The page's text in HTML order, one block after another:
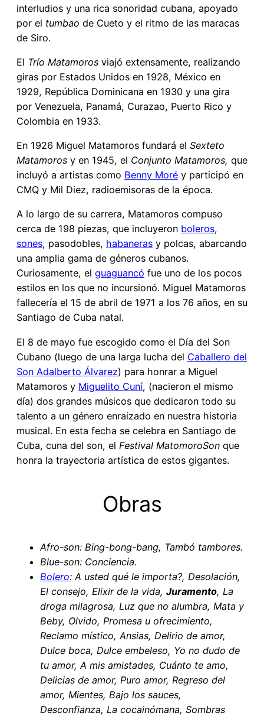
interludios y una rica sonoridad cubana, apoyado
por el tumbao de Cueto y el ritmo de las maracas
de Siro.
El Trío Matamoros viajó extensamente, realizando
giras por Estados Unidos en 1928, México en
1929, República Dominicana en 1930 y una gira
por Venezuela, Panamá, Curazao, Puerto Rico y
Colombia en 1933.
En 1926 Miguel Matamoros fundará el Sexteto
Matamoros y en 1945, el Conjunto Matamoros, que
incluyó a artistas como Benny Moré y participó en
CMQ y Mil Diez, radioemisoras de la época.
A lo largo de su carrera, Matamoros compuso
cerca de 198 piezas, que incluyeron boleros,
sones, pasodobles, habaneras y polcas, abarcando
una amplia gama de géneros cubanos.
Curiosamente, el guaguancó fue uno de los pocos
estilos en los que no incursionó. Miguel Matamoros
fallecería el 15 de abril de 1971 a los 76 años, en su
Santiago de Cuba natal.
El 8 de mayo fue escogido como el Día del Son
Cubano (luego de una larga lucha del Caballero del
Son Adalberto Álvarez) para honrar a Miguel
Matamoros y Miguelito Cuní, (nacieron el mismo
día) dos grandes músicos que dedicaron todo su
talento a un género enraizado en nuestra historia
musical. En esta fecha se celebra en Santiago de
Cuba, cuna del son, el Festival MatomoroSon que
honra la trayectoria artística de estos gigantes.
Obras
Afro-son: Bing-bong-bang, Tambó tambores.
Blue-son: Conciencia.
Bolero: A usted qué le importa?, Desolación,
El consejo, Elixir de la vida, Juramento, La
droga milagrosa, Luz que no alumbra, Mata y
Beby, Olvido, Promesa u ofrecimiento,
Reclamo místico, Ansias, Delirio de amor,
Dulce boca, Dulce embeleso, Yo no dudo de
tu amor, A mis amistades, Cuánto te amo,
Delicias de amor, Puro amor, Regreso del
amor, Mientes, Bajo los sauces,
Desconfianza, La cocainómana, Sombras